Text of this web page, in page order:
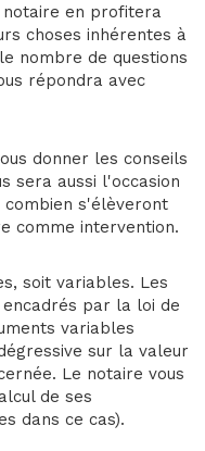
en profitera
choses inhérentes à
nombre de questions
répondra avec
donner les conseils
sera aussi l'occasion
s'élèveront
comme intervention.
soit variables. Les
par la loi de
variables
sur la valeur
Le notaire vous
de ses
dans ce cas).